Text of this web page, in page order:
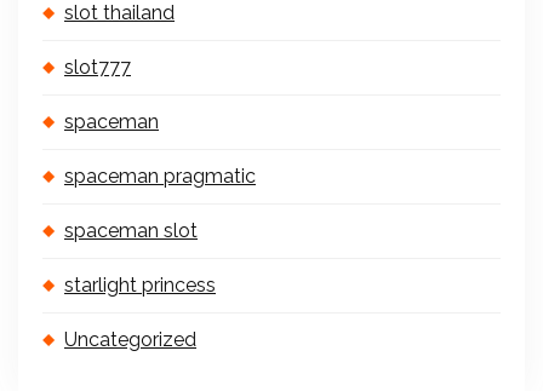
slot thailand
slot777
spaceman
spaceman pragmatic
spaceman slot
starlight princess
Uncategorized